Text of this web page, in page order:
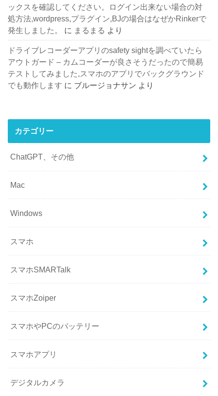
ックスを確認してください。ログイン出来ない場合の対
処方法,wordpress,プラグイン,BJの場合はなぜかRinkerで
発生しました。
に まるまる より
ドライブレコーダーアプリのsafety sightを調べていたら
アウトガード – カムコーダーが良さそうだったので簡易
テストしてみました,スマホのアプリでバックグラウンド
でも動作します に ブルージョナサン より
カテゴリー
ChatGPT、その他
Mac
Windows
スマホ
スマホSMARTalk
スマホZoiper
スマホやPCのバッテリー
スマホアプリ
デジタルカメラ